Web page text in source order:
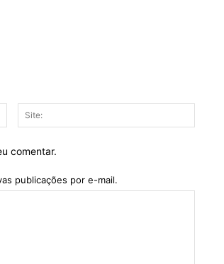
mail:*
comentar.
publicações por e-mail.